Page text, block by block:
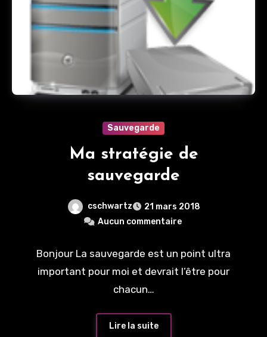
Sauvegarde
Ma stratégie de
sauvegarde
cschwartz
21 mars 2018
Aucun commentaire
Bonjour La sauvegarde est un point ultra
important pour moi et devrait l’être pour
chacun…
Lire la suite